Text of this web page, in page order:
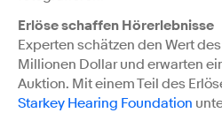
Erlöse schaffen Hörerlebnisse
Experten schätzen den Wert
Millionen Dollar und erwarten
Auktion. Mit einem Teil des
Starkey Hearing Foundation